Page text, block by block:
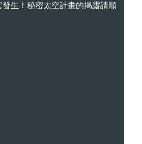
發生！秘密太空計畫的揭露請願